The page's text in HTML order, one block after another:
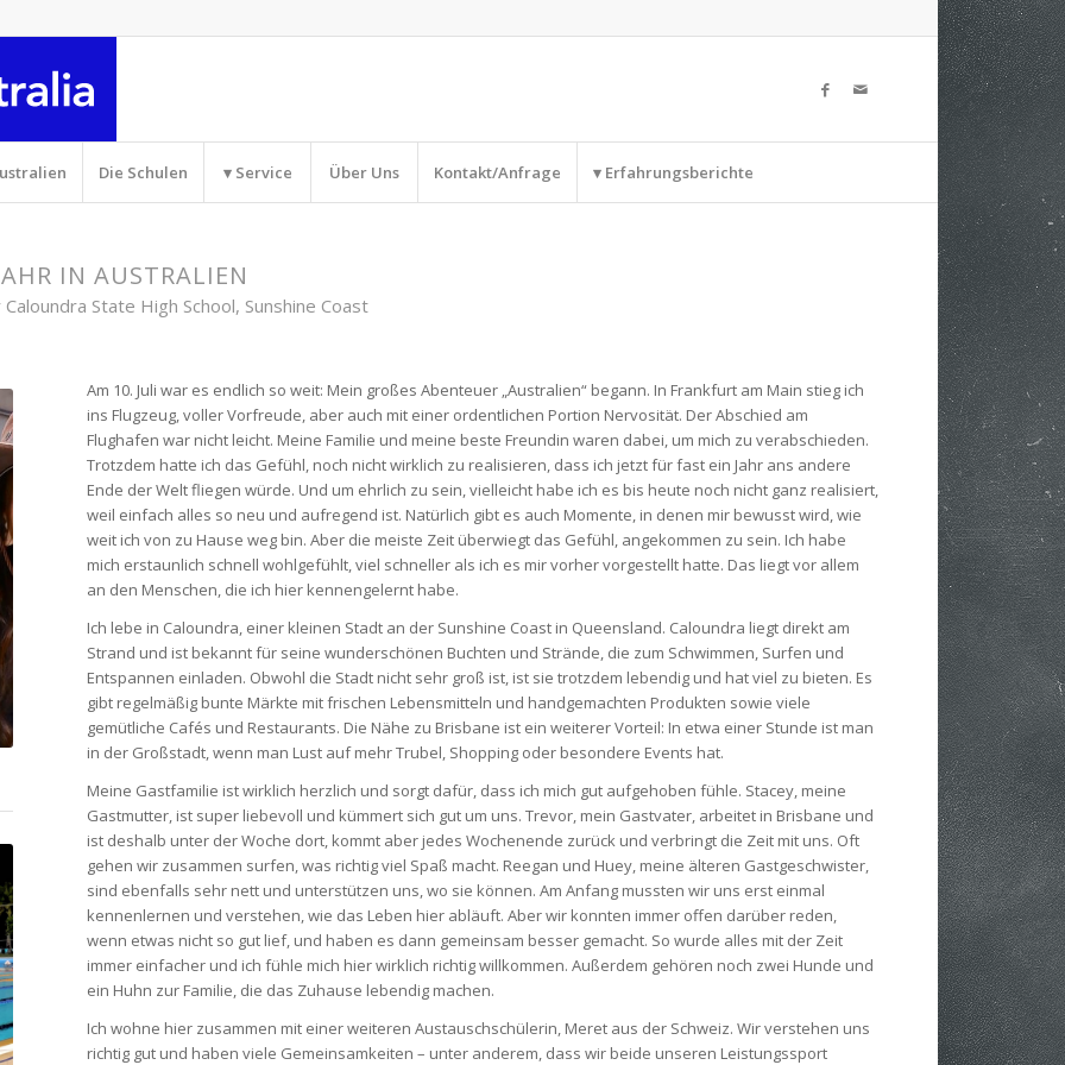
Die Schulen ▾ Service Über Uns Kontakt/Anfrage ▾ Erfahrungsberichte
IN AUSTRALIEN
State High School, Sunshine Coast
Am 10. Juli war es endlich so weit: Mein großes Abenteuer „Australien“ begann. In Frankfurt am Main stieg ich
ins Flugzeug, voller Vorfreude, aber auch mit einer ordentlichen Portion Nervosität. Der Abschied am
Flughafen war nicht leicht. Meine Familie und meine beste Freundin waren dabei, um mich zu verabschieden.
Trotzdem hatte ich das Gefühl, noch nicht wirklich zu realisieren, dass ich jetzt für fast ein Jahr ans andere
Ende der Welt fliegen würde. Und um ehrlich zu sein, vielleicht habe ich es bis heute noch nicht ganz realisiert,
weil einfach alles so neu und aufregend ist. Natürlich gibt es auch Momente, in denen mir bewusst wird, wie
weit ich von zu Hause weg bin. Aber die meiste Zeit überwiegt das Gefühl, angekommen zu sein. Ich habe
mich erstaunlich schnell wohlgefühlt, viel schneller als ich es mir vorher vorgestellt hatte. Das liegt vor allem
an den Menschen, die ich hier kennengelernt habe.
Ich lebe in Caloundra, einer kleinen Stadt an der Sunshine Coast in Queensland. Caloundra liegt direkt am
Strand und ist bekannt für seine wunderschönen Buchten und Strände, die zum Schwimmen, Surfen und
Entspannen einladen. Obwohl die Stadt nicht sehr groß ist, ist sie trotzdem lebendig und hat viel zu bieten. Es
gibt regelmäßig bunte Märkte mit frischen Lebensmitteln und handgemachten Produkten sowie viele
gemütliche Cafés und Restaurants. Die Nähe zu Brisbane ist ein weiterer Vorteil: In etwa einer Stunde ist man
in der Großstadt, wenn man Lust auf mehr Trubel, Shopping oder besondere Events hat.
Meine Gastfamilie ist wirklich herzlich und sorgt dafür, dass ich mich gut aufgehoben fühle. Stacey, meine
Gastmutter, ist super liebevoll und kümmert sich gut um uns. Trevor, mein Gastvater, arbeitet in Brisbane und
ist deshalb unter der Woche dort, kommt aber jedes Wochenende zurück und verbringt die Zeit mit uns. Oft
gehen wir zusammen surfen, was richtig viel Spaß macht. Reegan und Huey, meine älteren Gastgeschwister,
sind ebenfalls sehr nett und unterstützen uns, wo sie können. Am Anfang mussten wir uns erst einmal
kennenlernen und verstehen, wie das Leben hier abläuft. Aber wir konnten immer offen darüber reden,
wenn etwas nicht so gut lief, und haben es dann gemeinsam besser gemacht. So wurde alles mit der Zeit
immer einfacher und ich fühle mich hier wirklich richtig willkommen. Außerdem gehören noch zwei Hunde und
ein Huhn zur Familie, die das Zuhause lebendig machen.
Ich wohne hier zusammen mit einer weiteren Austauschschülerin, Meret aus der Schweiz. Wir verstehen uns
richtig gut und haben viele Gemeinsamkeiten – unter anderem, dass wir beide unseren Leistungssport